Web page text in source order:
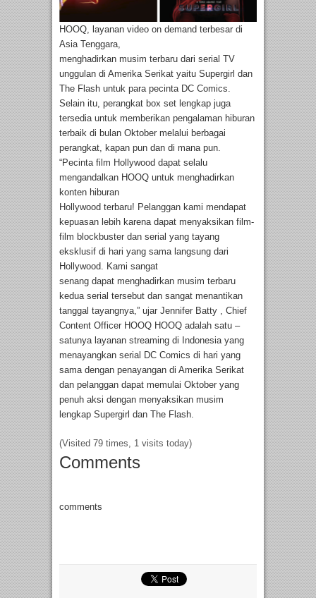
HOOQ, layanan video on demand terbesar di
Asia Tenggara,
menghadirkan musim terbaru dari serial TV
unggulan di Amerika Serikat yaitu Supergirl dan
The Flash untuk para pecinta DC Comics.
Selain itu, perangkat box set lengkap juga
tersedia untuk memberikan pengalaman hiburan
terbaik di bulan Oktober melalui berbagai
perangkat, kapan pun dan di mana pun.
“Pecinta film Hollywood dapat selalu
mengandalkan HOOQ untuk menghadirkan
konten hiburan
Hollywood terbaru! Pelanggan kami mendapat
kepuasan lebih karena dapat menyaksikan film-
film blockbuster dan serial yang tayang
eksklusif di hari yang sama langsung dari
Hollywood. Kami sangat
senang dapat menghadirkan musim terbaru
kedua serial tersebut dan sangat menantikan
tanggal tayangnya,” ujar Jennifer Batty , Chief
Content Officer HOOQ HOOQ adalah satu –
satunya layanan streaming di Indonesia yang
menayangkan serial DC Comics di hari yang
sama dengan penayangan di Amerika Serikat
dan pelanggan dapat memulai Oktober yang
penuh aksi dengan menyaksikan musim
lengkap Supergirl dan The Flash.
(Visited 79 times, 1 visits today)
Comments
comments